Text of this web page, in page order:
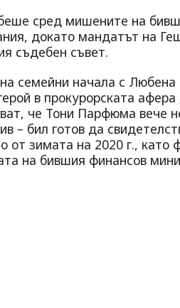
сред мишените на
докато мандатът на
съдебен съвет.
семейни начала с Любена
в прокурорската
че Тони Парфюма вече
– бил готов да
от зимата на 2020 г.,
на бившия финансов